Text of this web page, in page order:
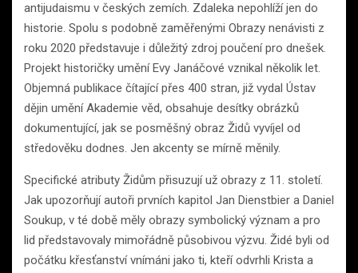
antijudaismu v českých zemích. Zdaleka nepohlíží jen do
historie. Spolu s podobně zaměřenými Obrazy nenávisti z
roku 2020 představuje i důležitý zdroj poučení pro dnešek.
Projekt historičky umění Evy Janáčové vznikal několik let.
Objemná publikace čítající přes 400 stran, již vydal Ústav
dějin umění Akademie věd, obsahuje desítky obrázků
dokumentující, jak se posměšný obraz Židů vyvíjel od
středověku dodnes. Jen akcenty se mírně měnily.
Specifické atributy Židům přisuzují už obrazy z 11. století.
Jak upozorňují autoři prvních kapitol Jan Dienstbier a Daniel
Soukup, v té době měly obrazy symbolický význam a pro
lid představovaly mimořádně působivou výzvu. Židé byli od
počátku křesťanství vnímáni jako ti, kteří odvrhli Krista a